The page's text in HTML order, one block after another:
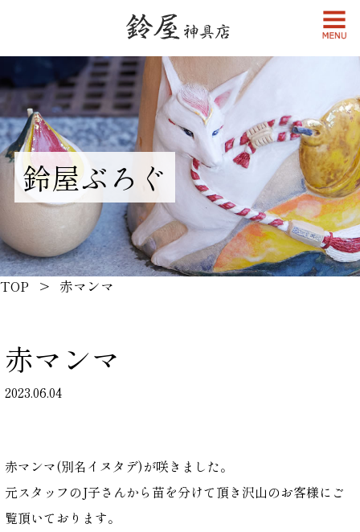
鈴屋ぶろぐ
TOP 赤マンマ
赤マンマ
2023.06.04
赤マンマ(別名イヌタデ)が咲きました。
元スタッフのJ子さんから苗を分けて頂き沢山のお客様にご
覧頂いております。